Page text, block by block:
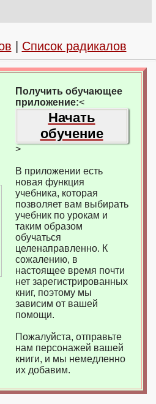
Список радикалов
Получить обучающее
приложение:<
Начать
обучение
>
В приложении есть
новая функция
учебника, которая
позволяет вам выбирать
учебник по урокам и
таким образом
обучаться
целенаправленно. К
сожалению, в
настоящее время почти
нет зарегистрированных
книг, поэтому мы
зависим от вашей
помощи.
Пожалуйста, отправьте
нам персонажей вашей
книги, и мы немедленно
их добавим.